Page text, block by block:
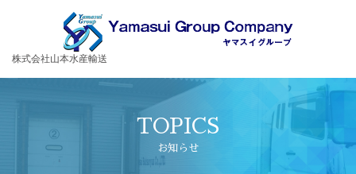
お客様の大切な荷物を安全・丁寧に運送するヤマスイグループ
株式会社山本水産輸送
TOPICS
お知らせ